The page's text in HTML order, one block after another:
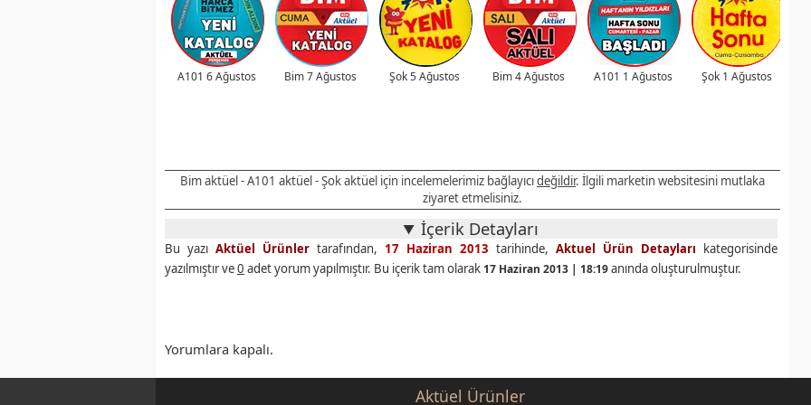
A101 6 Ağustos Bim 7 Ağustos Şok 5 Ağustos Bim 4 Ağustos A101 1 Ağustos Şok 1 Ağustos
Bim aktüel - A101 aktüel - Şok aktüel için incelemelerimiz bağlayıcıdeğildir. İlgili marketin websitesini mutlaka
ziyaret etmelisiniz.
İçerik Detayları
Bu yazı Aktüel Ürünlertarafından, 17 Haziran 2013 tarihinde, Aktuel Ürün Detayları kategorisinde
yazılmıştır ve0 adet yorum yapılmıştır. Bu içerik tam olarak 17 Haziran 2013 | 18:19anında oluşturulmuştur.
Yorumlara kapalı.
Aktüel Ürünler